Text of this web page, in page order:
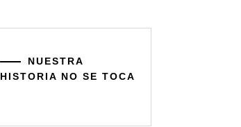
NUESTRA
HISTORIA NO SE TOCA